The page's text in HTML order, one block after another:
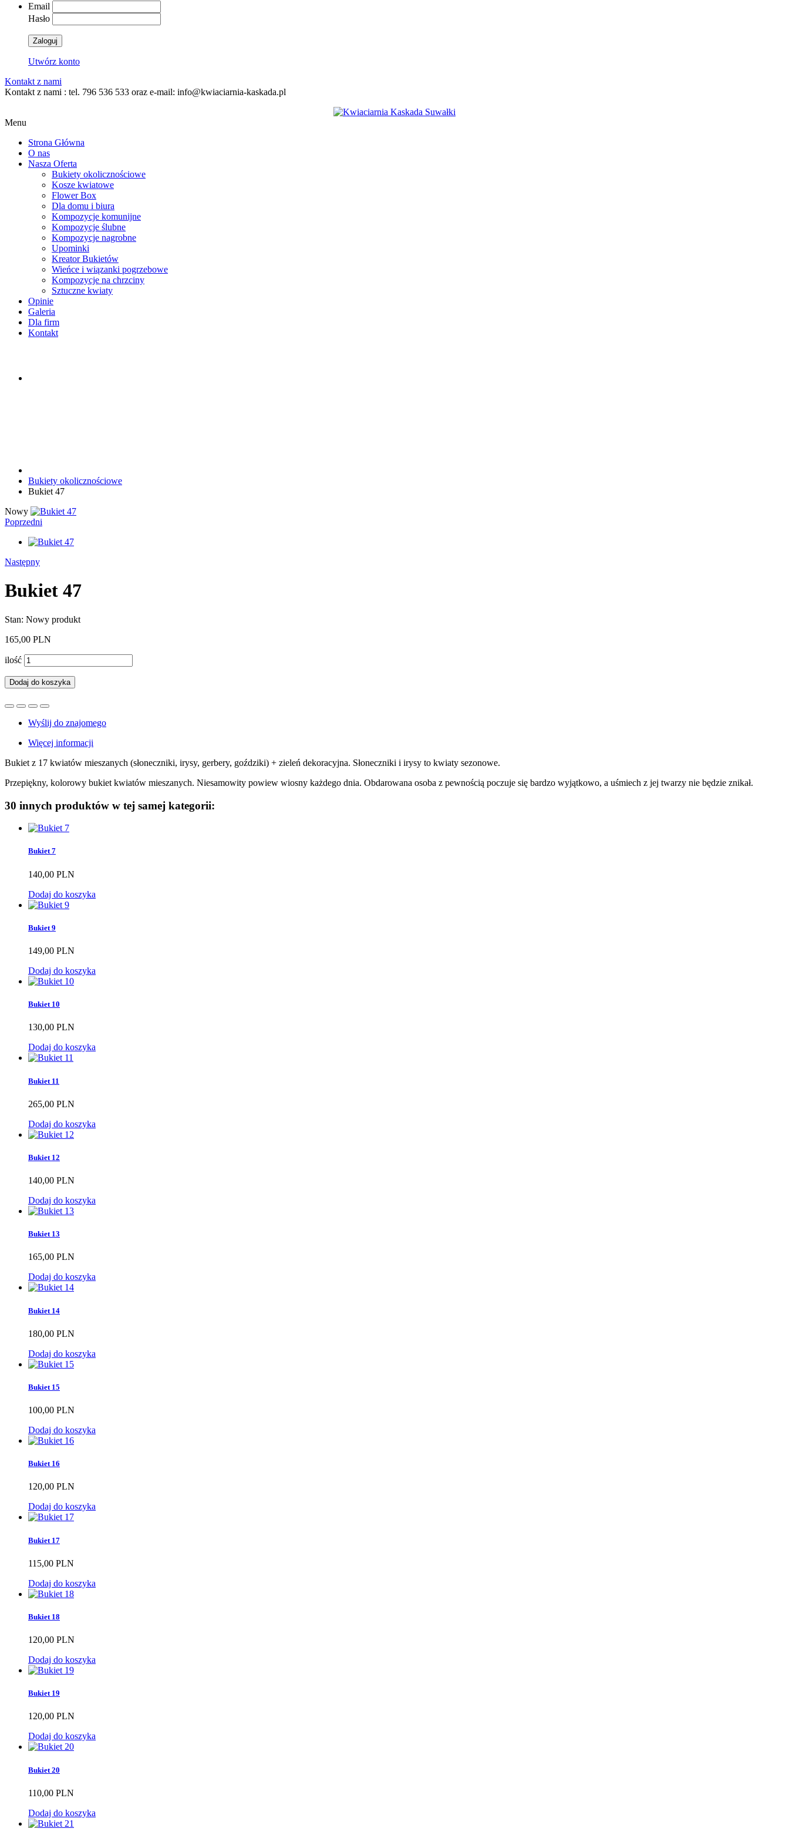
Email
Hasło
Zaloguj
Utwórz konto
Kontakt z nami
Kontakt z nami : tel. 796 536 533 oraz e-mail: info@kwiaciarnia-kaskada.pl
Menu
Strona Główna
O nas
Nasza Oferta
Bukiety okolicznościowe
Kosze kwiatowe
Flower Box
Dla domu i biura
Kompozycje komunijne
Kompozycje ślubne
Kompozycje nagrobne
Upominki
Kreator Bukietów
Wieńce i wiązanki pogrzebowe
Kompozycje na chrzciny
Sztuczne kwiaty
Opinie
Galeria
Dla firm
Kontakt
Bukiety okolicznościowe
Bukiet 47
Nowy
Poprzedni
Następny
Bukiet 47
Stan: Nowy produkt
165,00 PLN
ilość
Dodaj do koszyka
Wyślij do znajomego
Więcej informacji
Bukiet z 17 kwiatów mieszanych (słoneczniki, irysy, gerbery, goździki) + zieleń dekoracyjna. Słoneczniki i irysy to kwiaty sezonowe.
Przepiękny, kolorowy bukiet kwiatów mieszanych. Niesamowity powiew wiosny każdego dnia. Obdarowana osoba z pewnością poczuje się bardzo wyjątkowo, a uśmiech z jej twarzy nie będzie znikał.
30 innych produktów w tej samej kategorii:
Bukiet 7
140,00 PLN
Dodaj do koszyka
Bukiet 9
149,00 PLN
Dodaj do koszyka
Bukiet 10
130,00 PLN
Dodaj do koszyka
Bukiet 11
265,00 PLN
Dodaj do koszyka
Bukiet 12
140,00 PLN
Dodaj do koszyka
Bukiet 13
165,00 PLN
Dodaj do koszyka
Bukiet 14
180,00 PLN
Dodaj do koszyka
Bukiet 15
100,00 PLN
Dodaj do koszyka
Bukiet 16
120,00 PLN
Dodaj do koszyka
Bukiet 17
115,00 PLN
Dodaj do koszyka
Bukiet 18
120,00 PLN
Dodaj do koszyka
Bukiet 19
120,00 PLN
Dodaj do koszyka
Bukiet 20
110,00 PLN
Dodaj do koszyka